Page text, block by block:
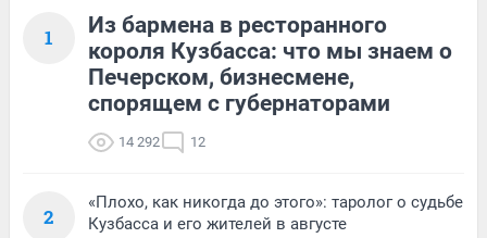
1
Из бармена в ресторанного
короля Кузбасса: что мы знаем о
Печерском, бизнесмене,
спорящем с губернаторами
14 292 12
2
«Плохо, как никогда до этого»: таролог о судьбе
Кузбасса и его жителей в августе